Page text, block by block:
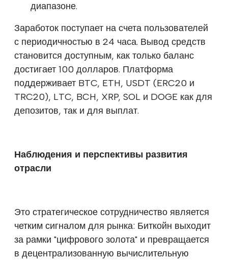
диапазоне.
Заработок поступает на счета пользователей
с периодичностью в 24 часа. Вывод средств
становится доступным, как только баланс
достигает 100 долларов. Платформа
поддерживает BTC, ETH, USDT (ERC20 и
TRC20), LTC, BCH, XRP, SOL и DOGE как для
депозитов, так и для выплат.
Наблюдения и перспективы развития
отрасли
Это стратегическое сотрудничество является
четким сигналом для рынка: Биткойн выходит
за рамки "цифрового золота" и превращается
в децентрализованную вычислительную